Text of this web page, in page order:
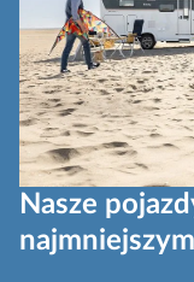
Nasze